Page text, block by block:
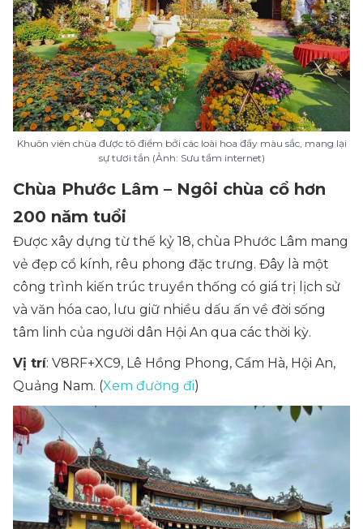
Khuôn viên chùa được tô điểm bởi các loài hoa đầy màu sắc, mang lại
sự tươi tắn (Ảnh: Sưu tầm internet)
Chùa Phước Lâm – Ngôi chùa cổ hơn
200 năm tuổi
Được xây dựng từ thế kỷ 18, chùa Phước Lâm mang
vẻ đẹp cổ kính, rêu phong đặc trưng. Đây là một
công trình kiến trúc truyền thống có giá trị lịch sử
và văn hóa cao, lưu giữ nhiều dấu ấn về đời sống
tâm linh của người dân Hội An qua các thời kỳ.
Vị trí: V8RF+XC9, Lê Hồng Phong, Cẩm Hà, Hội An,
Quảng Nam. (Xem đường đi)